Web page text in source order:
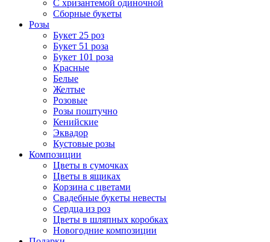
С хризантемой одиночной
Сборные букеты
Розы
Букет 25 роз
Букет 51 роза
Букет 101 роза
Красные
Белые
Желтые
Розовые
Розы поштучно
Кенийские
Эквадор
Кустовые розы
Композиции
Цветы в сумочках
Цветы в ящиках
Корзина с цветами
Свадебные букеты невесты
Сердца из роз
Цветы в шляпных коробках
Новогодние композиции